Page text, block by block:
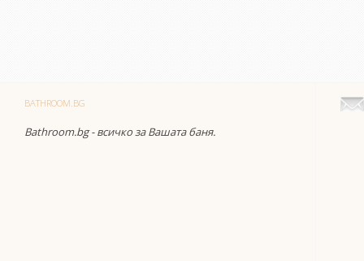
BATHROOM.BG
Bathroom.bg - всичко за Вашата баня.